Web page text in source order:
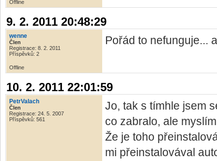
Offline
9. 2. 2011 20:48:29
wenne
Člen
Registrace: 8. 2. 2011
Příspěvků: 2
Pořád to nefunguje...
Offline
10. 2. 2011 22:01:59
PetrValach
Člen
Registrace: 24. 5. 2007
Příspěvků: 561
Jo, tak s tímhle jsem
co zabralo, ale
Že je toho
mi přeinstalovával